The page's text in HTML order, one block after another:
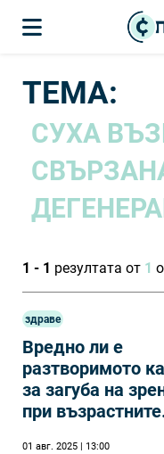
ТЕМА:
СУХА
1 - 1 резултата от 1
здраве
Вредно ли е
разтворимото
за загуба на
при възрастните
01 авг. 2025 | 13:00